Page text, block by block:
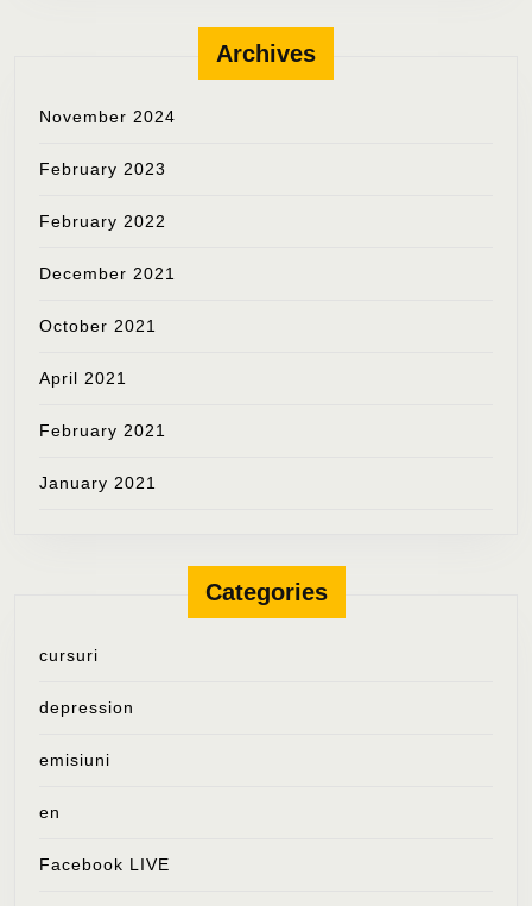
acțiunii
suicidologice
R.
Archives
November 2024
February 2023
February 2022
December 2021
October 2021
April 2021
February 2021
January 2021
Categories
cursuri
depression
emisiuni
en
Facebook LIVE